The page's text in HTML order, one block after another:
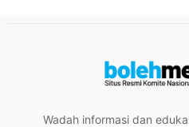
Wadah informasi dan